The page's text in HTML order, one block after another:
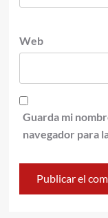
Web
Guarda mi
navegador para